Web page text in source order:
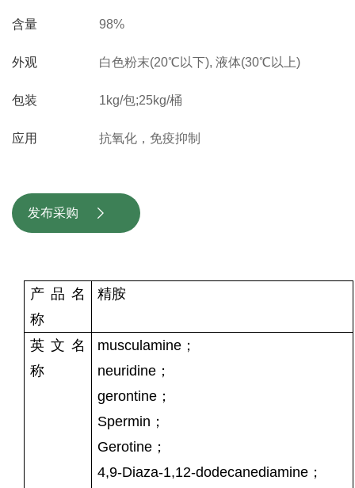
含量
外观
包装
应用
98%
白色粉末(20℃以下), 液体(30℃以上)
1kg/包;25kg/桶
抗氧化，免疫抑制
发布采购 
产品名
称
精胺
英文名
称
musculamine；
neuridine；
gerontine；
Spermin；
Gerotine；
4,9-Diaza-1,12-dodecanediamine；